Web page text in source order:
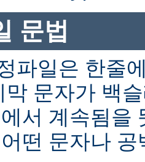
문법
파일은 한줄
막 문자가 백
서 계속됨을
떤 문자나